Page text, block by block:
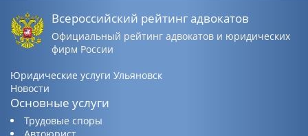
Всероссийский рейтинг адвокатов
Официальный рейтинг адвокатов и юридических
фирм России
Юридические услуги Ульяновск
Новости
Основные услуги
Трудовые споры